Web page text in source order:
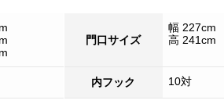
門口サイズ
幅 227cm
高 241cm
内フック 10対